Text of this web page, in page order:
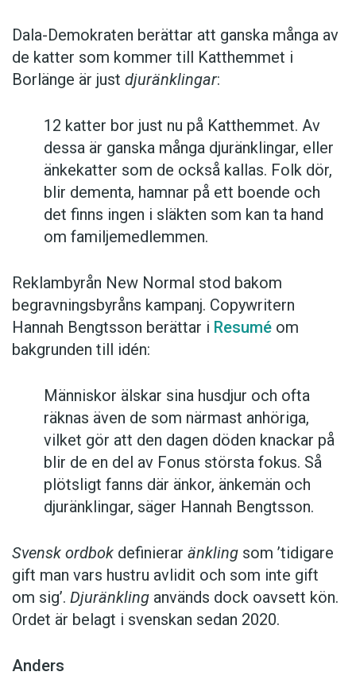
Dala-Demokraten berättar att ganska många av
de katter som kommer till Katthemmet i
Borlänge är just djuränklingar:
12 katter bor just nu på Katthemmet. Av
dessa är ganska många djuränklingar, eller
änkekatter som de också kallas. Folk dör,
blir dementa, hamnar på ett boende och
det finns ingen i släkten som kan ta hand
om familjemedlemmen.
Reklambyrån New Normal stod bakom
begravningsbyråns kampanj. Copywritern
Hannah Bengtsson berättar i Resumé om
bakgrunden till idén:
Människor älskar sina husdjur och ofta
räknas även de som närmast anhöriga,
vilket gör att den dagen döden knackar på
blir de en del av Fonus största fokus. Så
plötsligt fanns där änkor, änkemän och
djuränklingar, säger Hannah Bengtsson.
Svensk ordbok definierar änkling som ’tidigare
gift man vars hustru av­lidit och som inte gift
om sig’. Djuränkling används dock oavsett kön.
Ordet är belagt i svenskan sedan 2020.
Anders